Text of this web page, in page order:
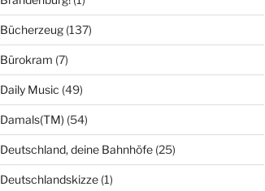
Bücherzeug(137)
Bürokram (7)
Daily Music (49)
Damals(TM) (54)
Deutschland, deine Bahnhöfe(25)
Deutschlandskizze(1)